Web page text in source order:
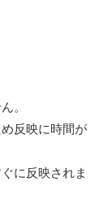
。
反映に時間が
に反映されま